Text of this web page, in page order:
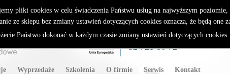
Sparklan
Wyprzedaże Szkolenia O firmie Serwis Kontakt
WSPARCIE TECHNICZNE
32 721 86 72
pliki cookies w celu świadczenia Państwu usług na najwyższym
ze sklepu bez zmiany ustawień dotyczących cookies oznacza, że będą one
Państwo dokonać w każdym czasie zmiany ustawień dotyczących